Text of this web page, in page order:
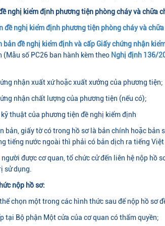
nghị kiểm định phương tiện phòng cháy và chữa
đề nghị kiểm định phương tiện phòng cháy và
bản đề nghị kiểm định và cấp Giấy chứng nhận
(Mẫu số PC26 ban hành kèm theo Nghị định 136/
nhận xuất xứ hoặc xuất xưởng của phương tiện;
nhận chất lượng của phương tiện (nếu có);
kỹ thuật của phương tiện đề nghị kiểm định
bản, giấy tờ có trong hồ sơ là bản chính hoặc bản
tiếng nước ngoài thì phải có bản dịch ra tiếng
người được cơ quan, tổ chức cử đến liên hệ nộp hồ
sử dụng.
nộp hồ sơ:
chọn một trong các hình thức sau để nộp hồ sơ
tại Bộ phận Một cửa của cơ quan có thẩm quyền;